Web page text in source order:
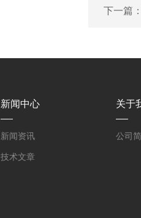
下一篇
新闻中心
新闻资讯
技术文章
关于
公司